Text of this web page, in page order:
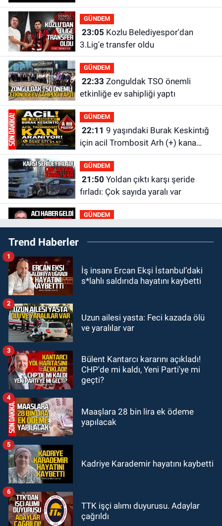
GÜNDEM
23:05
3.Lig'e transfer oldu
GÜNDEM
22:33
etkinliğe ev sahipliği yaptı
GÜNDEM
22:11
için acil Trombosit Arh (+) kana
ihtiyaç var
GÜNDEM
21:50
fırladı: Çok sayıda yaralı var
GÜNDEM
21:38Ercüment Ünal'dan acık
haber geldi: Ameliyata dayanamadı
21:12Yönetim kulübü önce borç
batağına soktu şimdi de görevden
20:56Otomobilin çarptığı yaşlı
GÜNDEM
20:46Zonguldak-Düzce yolunda
feci kaza: Çok sayıda yaralı var
Trend Haberler
İş insanı Ercan Ekşi İstanbul’daki
s*lahlı saldırıda hayatını kaybetti
1
Uzun ailesi yasta: Feci kazada ölü
ve yaralılar var
2
Bülent Kantarcı kararını açıkladı!
CHP'de mi kaldı, Yeni Parti'ye mi
geçti?
3
Maaşlara 28 bin lira ek ödeme
yapılacak
4
Kadriye Karademir hayatını kaybetti
5
TTK işçi alımı duyurusu. Adaylar
çağrıldı
6